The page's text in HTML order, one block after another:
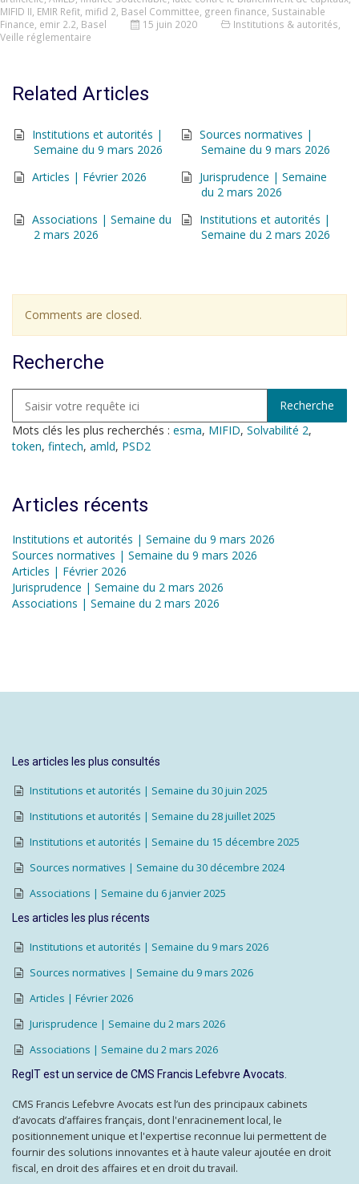
MIFID II EMIR Refit mifid 2 Basel Committee green finance Sustainable
Finance emir 2.2 Basel 15 juin 2020 Institutions & autorités
Veille réglementaire
Related Articles
Institutions et autorités |
Semaine du 9 mars 2026
Sources normatives |
Semaine du 9 mars 2026
Articles | Février 2026
Jurisprudence | Semaine
du 2 mars 2026
Associations | Semaine du
2 mars 2026
Institutions et autorités |
Semaine du 2 mars 2026
Comments are closed.
Recherche
Mots clés les plus recherchés : esma, MIFID, Solvabilité 2,
token, fintech, amld, PSD2
Articles récents
Institutions et autorités | Semaine du 9 mars 2026
Sources normatives | Semaine du 9 mars 2026
Articles | Février 2026
Jurisprudence | Semaine du 2 mars 2026
Associations | Semaine du 2 mars 2026
Les articles les plus consultés
Institutions et autorités | Semaine du 30 juin 2025
Institutions et autorités | Semaine du 28 juillet 2025
Institutions et autorités | Semaine du 15 décembre 2025
Sources normatives | Semaine du 30 décembre 2024
Associations | Semaine du 6 janvier 2025
Les articles les plus récents
Institutions et autorités | Semaine du 9 mars 2026
Sources normatives | Semaine du 9 mars 2026
Articles | Février 2026
Jurisprudence | Semaine du 2 mars 2026
Associations | Semaine du 2 mars 2026
RegIT est un service de CMS Francis Lefebvre Avocats.
CMS Francis Lefebvre Avocats est l’un des principaux cabinets
d’avocats d’affaires français, dont l'enracinement local, le
positionnement unique et l'expertise reconnue lui permettent de
fournir des solutions innovantes et à haute valeur ajoutée en droit
fiscal, en droit des affaires et en droit du travail.